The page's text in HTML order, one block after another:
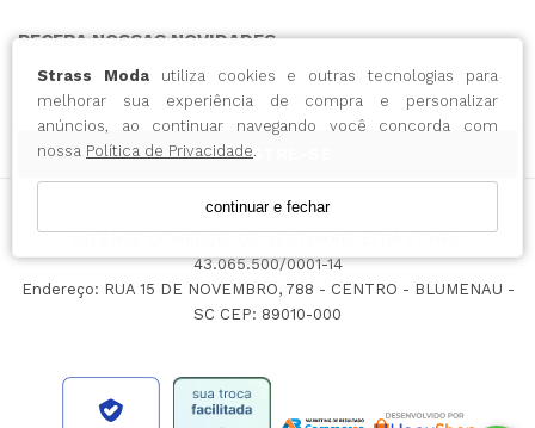
Strass Modautiliza cookies e outras tecnologias para
melhorar sua experiência de compra e personalizar
anúncios, ao continuar navegando você concorda com
nossa Política de Privacidade.
continuar e fechar
RECEBA NOSSAS NOVIDADES
CADASTRE-SE
43.065.500/0001-14
Endereço: RUA 15 DE NOVEMBRO, 788 - CENTRO - BLUMENAU -
SC CEP: 89010-000